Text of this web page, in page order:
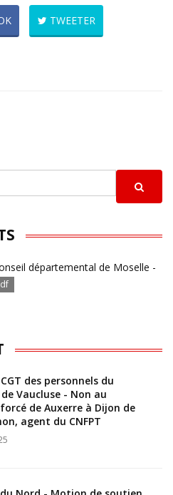
TWEETER
départemental de Moselle -
des personnels du
Vaucluse - Non au
de Auxerre à Dijon de
agent du CNFPT